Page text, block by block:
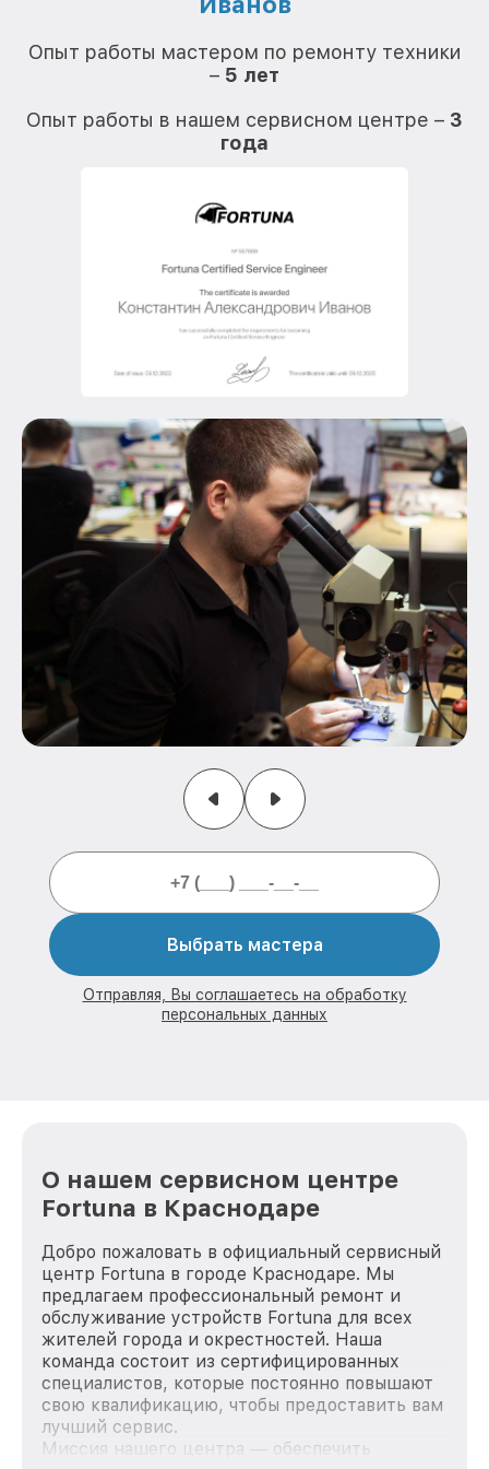
Опыт работы мастером по ремонту техники
– 5 лет
Опыт работы в нашем сервисном центре – 3
года
Выбрать мастера
Отправляя, Вы соглашаетесь на обработку
персональных данных
О нашем сервисном центре
Fortuna в Краснодаре
Добро пожаловать в официальный сервисный
центр Fortuna в городе Краснодаре. Мы
предлагаем профессиональный ремонт и
обслуживание устройств Fortuna для всех
жителей города и окрестностей. Наша
команда состоит из сертифицированных
специалистов, которые постоянно повышают
свою квалификацию, чтобы предоставить вам
лучший сервис.
Миссия нашего центра — обеспечить